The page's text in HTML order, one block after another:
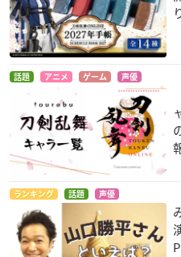
話題 アニメ ゲーム 声優
ランキング 話題 声優